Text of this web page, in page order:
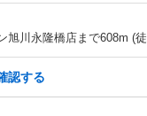
戸
旭川永隆橋店まで608m (
認する